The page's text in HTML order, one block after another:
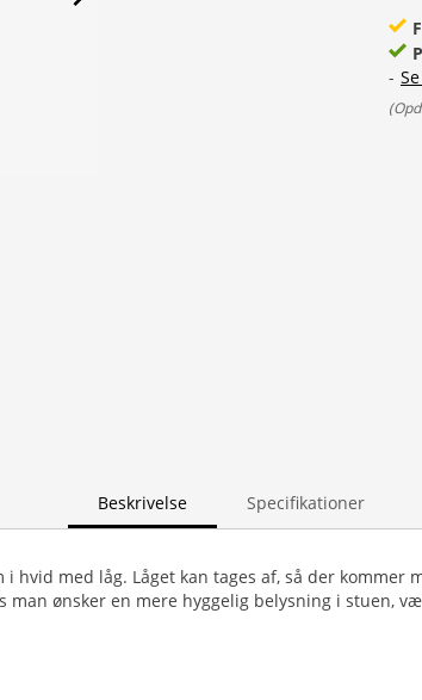
-
(
Beskrivelse Specifikationer
hvid med låg. Låget kan tages af, så der kommer
man ønsker en mere hyggelig belysning i stuen,